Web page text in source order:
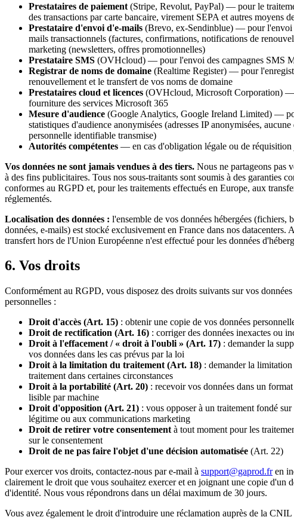
Prestataires de paiement (Stripe, Revolut, PayPal) — pour le
des transactions par carte bancaire, virement SEPA et autres moyens
Prestataire d'envoi d'e-mails (Brevo, ex-Sendinblue) — pour l'envoi
mails transactionnels (factures, confirmations, notifications de
marketing (newsletters, offres promotionnelles)
Prestataire SMS (OVHcloud) — pour l'envoi des campagnes SMS
Registrar de noms de domaine (Realtime Register) — pour
renouvellement et le transfert de vos noms de domaine
Prestataires cloud et licences (OVHcloud, Microsoft Corporation)
fourniture des services Microsoft 365
Mesure d'audience (Google Analytics, Google Ireland Limited) —
statistiques d'audience anonymisées (adresses IP anonymisées, aucune
personnelle identifiable transmise)
Autorités compétentes — en cas d'obligation légale ou de
Vos données ne sont jamais vendues à des tiers. Nous ne partageons pas
à des fins publicitaires. Tous nos sous-traitants sont soumis à des garanties
conformes au RGPD et, pour les traitements effectués en Europe, aux
réglementés.
Localisation des données : l'ensemble de vos données hébergées (fichiers,
données, e-mails) est stocké exclusivement en France dans nos datacenters.
transfert hors de l'Union Européenne n'est effectué pour les données
6. Vos droits
Conformément au RGPD, vous disposez des droits suivants sur vos données
personnelles :
Droit d'accès (Art. 15) : obtenir une copie de vos données
Droit de rectification (Art. 16) : corriger des données inexactes ou
Droit à l'effacement / « droit à l'oubli » (Art. 17) : demander la
vos données dans les cas prévus par la loi
Droit à la limitation du traitement (Art. 18) : demander la limitation
traitement dans certaines circonstances
Droit à la portabilité (Art. 20) : recevoir vos données dans un
lisible par machine
Droit d'opposition (Art. 21) : vous opposer à un traitement fondé
légitime ou aux communications marketing
Droit de retirer votre consentement à tout moment pour les
sur le consentement
Droit de ne pas faire l'objet d'une décision automatisée (Art. 22)
Pour exercer vos droits, contactez-nous par e-mail à support@gaprod.fr en
clairement le droit que vous souhaitez exercer et en joignant une copie d'un
d'identité. Nous vous répondrons dans un délai maximum de 30 jours.
Vous avez également le droit d'introduire une réclamation auprès de la CNIL